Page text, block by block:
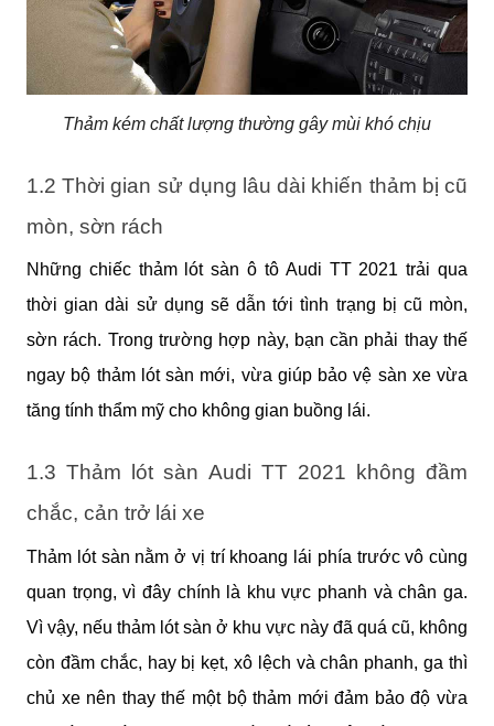
Thảm kém chất lượng thường gây mùi khó chịu
1.2 Thời gian sử dụng lâu dài khiến thảm bị cũ
mòn, sờn rách
Những chiếc thảm lót sàn ô tô Audi TT 2021 trải qua
thời gian dài sử dụng sẽ dẫn tới tình trạng bị cũ mòn,
sờn rách. Trong trường hợp này, bạn cần phải thay thế
ngay bộ thảm lót sàn mới, vừa giúp bảo vệ sàn xe vừa
tăng tính thẩm mỹ cho không gian buồng lái.
1.3 Thảm lót sàn Audi TT 2021 không đầm
chắc, cản trở lái xe
Thảm lót sàn nằm ở vị trí khoang lái phía trước vô cùng
quan trọng, vì đây chính là khu vực phanh và chân ga.
Vì vậy, nếu thảm lót sàn ở khu vực này đã quá cũ, không
còn đầm chắc, hay bị kẹt, xô lệch và chân phanh, ga thì
chủ xe nên thay thế một bộ thảm mới đảm bảo độ vừa